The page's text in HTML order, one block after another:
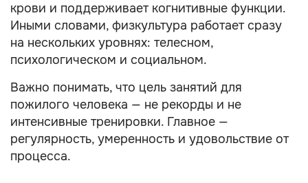
крови и поддерживает когнитивные функции.
Иными словами, физкультура работает сразу
на нескольких уровнях: телесном,
психологическом и социальном.
Важно понимать, что цель занятий для
пожилого человека — не рекорды и не
интенсивные тренировки. Главное —
регулярность, умеренность и удовольствие от
процесса.